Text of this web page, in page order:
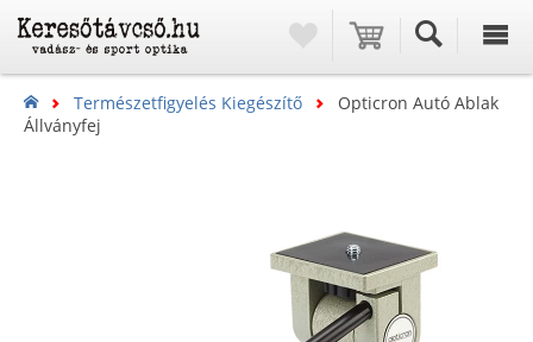
Természetfigyelés Kiegészítő
Opticron Autó Ablak
Állványfej